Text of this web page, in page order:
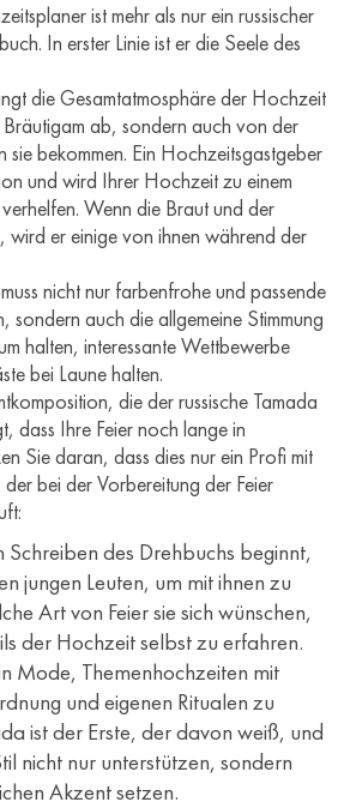
ist mehr als nur ein russischer
In erster Linie ist er die Seele des
die Gesamtatmosphäre der Hochzeit
ab, sondern auch von der
sie bekommen. Ein Hochzeitsgastgeber
und wird Ihrer Hochzeit zu einem
Wenn die Braut und der
wird er einige von ihnen während der
nicht nur farbenfrohe und passende
sondern auch die allgemeine Stimmung
halten, interessante Wettbewerbe
bei Laune halten.
die der russische Tamada
dass Ihre Feier noch lange in
Sie daran, dass dies nur ein Profi mit
bei der Vorbereitung der Feier
Schreiben des Drehbuchs beginnt,
jungen Leuten, um mit ihnen zu
Art von Feier sie sich wünschen,
der Hochzeit selbst zu erfahren.
Mode, Themenhochzeiten mit
und eigenen Ritualen zu
ist der Erste, der davon weiß, und
nicht nur unterstützen, sondern
Akzent setzen.